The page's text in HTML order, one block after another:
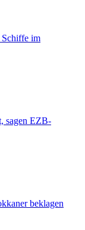
im
sagen EZB-
beklagen